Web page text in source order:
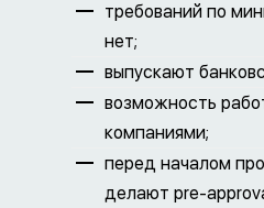
требований по
нет;
выпускают
возможность
компаниями;
перед началом
делают pre-